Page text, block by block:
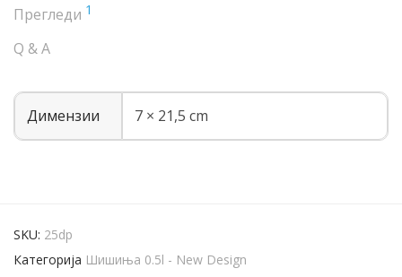
Прегледи 1
Q & A
Димензии 7 × 21,5 cm
SKU: 25dp
Категорија Шишиња 0.5l - New Design